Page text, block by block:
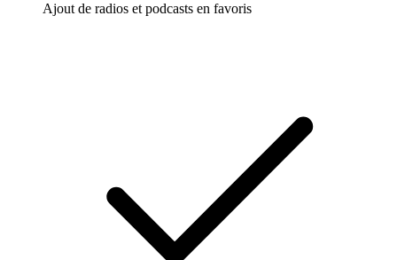
Ajout de radios et podcasts en favoris